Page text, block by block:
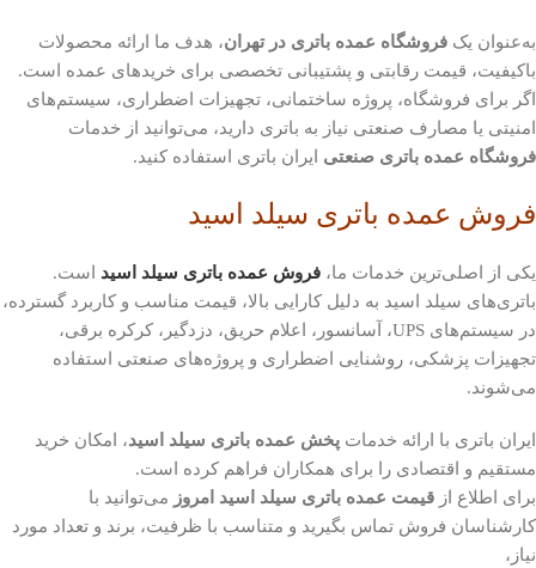
به‌عنوان یک فروشگاه عمده باتری در تهران، هدف ما ارائه محصولات
باکیفیت، قیمت رقابتی و پشتیبانی تخصصی برای خریدهای عمده است.
اگر برای فروشگاه، پروژه ساختمانی، تجهیزات اضطراری، سیستم‌های
امنیتی یا مصارف صنعتی نیاز به باتری دارید، می‌توانید از خدمات
فروشگاه عمده باتری صنعتی ایران باتری استفاده کنید.
فروش عمده باتری سیلد اسید
یکی از اصلی‌ترین خدمات ما، فروش عمده باتری سیلد اسید است.
باتری‌های سیلد اسید به دلیل کارایی بالا، قیمت مناسب و کاربرد گسترده،
در سیستم‌های UPS، آسانسور، اعلام حریق، دزدگیر، کرکره برقی،
تجهیزات پزشکی، روشنایی اضطراری و پروژه‌های صنعتی استفاده
می‌شوند.
ایران باتری با ارائه خدمات پخش عمده باتری سیلد اسید، امکان خرید
مستقیم و اقتصادی را برای همکاران فراهم کرده است.
برای اطلاع از قیمت عمده باتری سیلد اسید امروز می‌توانید با
کارشناسان فروش تماس بگیرید و متناسب با ظرفیت، برند و تعداد مورد
نیاز،